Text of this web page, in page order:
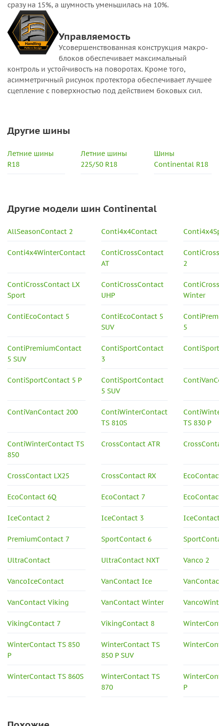
сразу на 15%, а шумность уменьшилась на 10%.
Управляемость
Усовершенствованная конструкция макро-
блоков обеспечивает максимальный
контроль и устойчивость на поворотах. Кроме того,
асимметричный рисунок протектора обеспечивает лучшее
сцепление с поверхностью под действием боковых сил.
Другие шины
Летние шины
R18
Летние шины
225/50 R18
Шины
Continental R18
Другие модели шин Continental
AllSeasonContact 2 Conti4x4Contact
Conti4x4WinterContact
ContiCrossContact
AT
2
ContiCrossContact LX
Sport
ContiCrossContact
UHP
Winter
ContiEcoContact 5
ContiEcoContact 5
SUV
5
ContiPremiumContact
5 SUV
ContiSportContact
3
ContiSportContact 5 P
ContiSportContact
5 SUV
ContiVanContact 200
ContiWinterContact
TS 810S
TS 830 P
ContiWinterContact TS
850
CrossContact ATR
CrossContact LX25 CrossContact RX
EcoContact 6Q EcoContact 7
IceContact 2 IceContact 3
PremiumContact 7 SportContact 6
UltraContact UltraContact NXT Vanco 2
VancoIceContact VanContact Ice
VanContact Viking VanContact Winter
VikingContact 7 VikingContact 8
WinterContact TS 850
P
WinterContact TS
850 P SUV
WinterContact TS 860S
WinterContact TS
870
P